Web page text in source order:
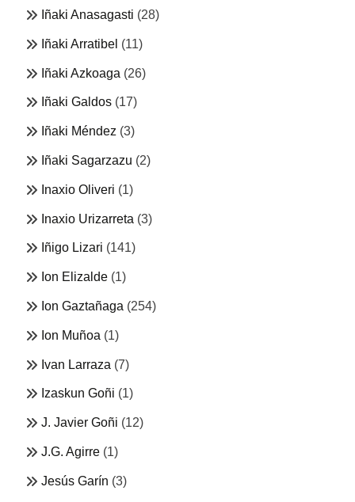
Iñaki Anasagasti (28)
Iñaki Arratibel (11)
Iñaki Azkoaga (26)
Iñaki Galdos (17)
Iñaki Méndez (3)
Iñaki Sagarzazu (2)
Inaxio Oliveri (1)
Inaxio Urizarreta (3)
Iñigo Lizari (141)
Ion Elizalde (1)
Ion Gaztañaga (254)
Ion Muñoa (1)
Ivan Larraza (7)
Izaskun Goñi (1)
J. Javier Goñi (12)
J.G. Agirre (1)
Jesús Garín (3)